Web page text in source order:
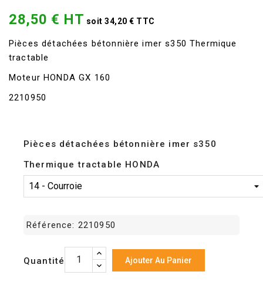
28,50 € HT soit 34,20 € TTC
Pièces détachées bétonnière imer s350 Thermique
tractable
Moteur HONDA GX 160
2210950
Pièces détachées bétonnière imer s350
Thermique tractable HONDA
Référence: 2210950
Quantité Ajouter Au Panier